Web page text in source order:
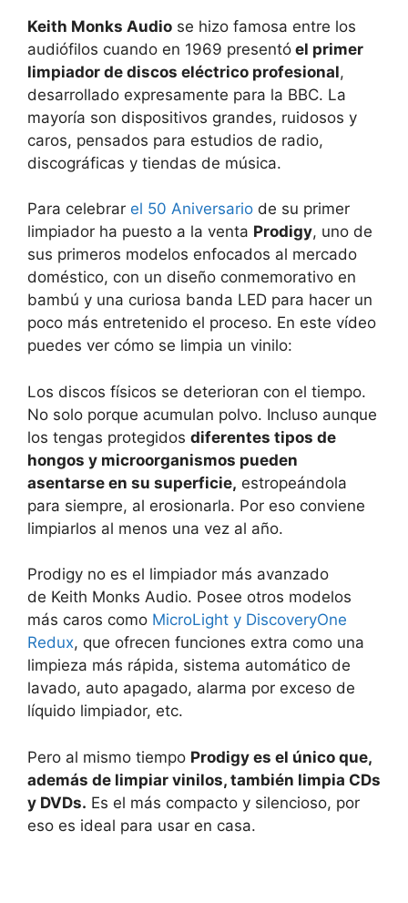
Keith Monks Audio se hizo famosa entre los
audiófilos cuando en 1969 presentó el primer
limpiador de discos eléctrico profesional,
desarrollado expresamente para la BBC. La
mayoría son dispositivos grandes, ruidosos y
caros, pensados para estudios de radio,
discográficas y tiendas de música.
Para celebrar el 50 Aniversario de su primer
limpiador ha puesto a la venta Prodigy, uno de
sus primeros modelos enfocados al mercado
doméstico, con un diseño conmemorativo en
bambú y una curiosa banda LED para hacer un
poco más entretenido el proceso. En este vídeo
puedes ver cómo se limpia un vinilo:
Los discos físicos se deterioran con el tiempo.
No solo porque acumulan polvo. Incluso aunque
los tengas protegidos diferentes tipos de
hongos y microorganismos pueden
asentarse en su superficie, estropeándola
para siempre, al erosionarla. Por eso conviene
limpiarlos al menos una vez al año.
Prodigy no es el limpiador más avanzado
de Keith Monks Audio. Posee otros modelos
más caros como MicroLight y DiscoveryOne
Redux, que ofrecen funciones extra como una
limpieza más rápida, sistema automático de
lavado, auto apagado, alarma por exceso de
líquido limpiador, etc.
Pero al mismo tiempo Prodigy es el único que,
además de limpiar vinilos, también limpia CDs
y DVDs. Es el más compacto y silencioso, por
eso es ideal para usar en casa.